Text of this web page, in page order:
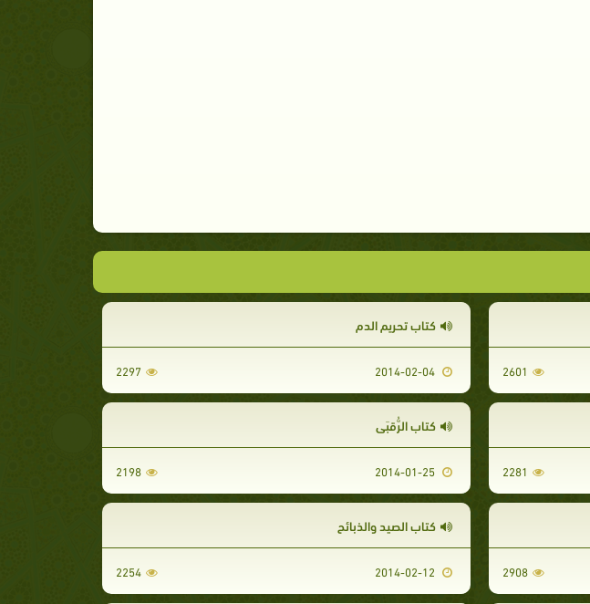
2601
كتاب تحريم الدم
2014-02-04
2297
2281
كتاب الرُّقبَى
2014-01-25
2198
2908
كتاب الصيد والذبائح
2254